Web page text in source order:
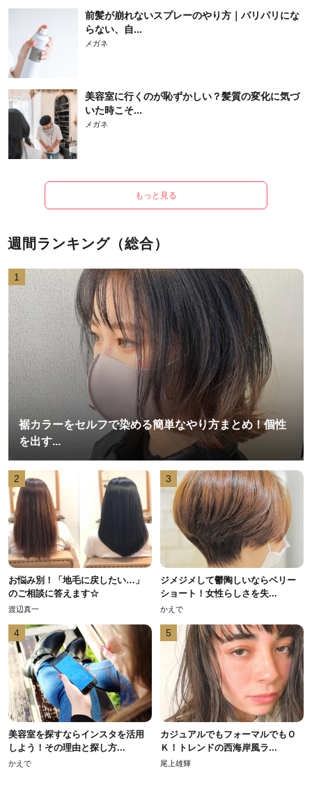
前髪が崩れないスプレーのやり方｜パリパリにな
らない、自...
メガネ
美容室に行くのが恥ずかしい？髪質の変化に気づ
いた時こそ...
メガネ
もっと見る
週間ランキング（総合）
1
裾カラーをセルフで染める簡単なやり方まとめ！個性
を出す...
2
お悩み別！「地毛に戻したい…」
のご相談に答えます☆
渡辺真一
3
ジメジメして鬱陶しいならベリー
ショート！女性らしさを失...
かえで
4
美容室を探すならインスタを活用
しよう！その理由と探し方...
かえで
5
カジュアルでもフォーマルでもＯ
Ｋ！トレンドの西海岸風ラ...
尾上雄輝